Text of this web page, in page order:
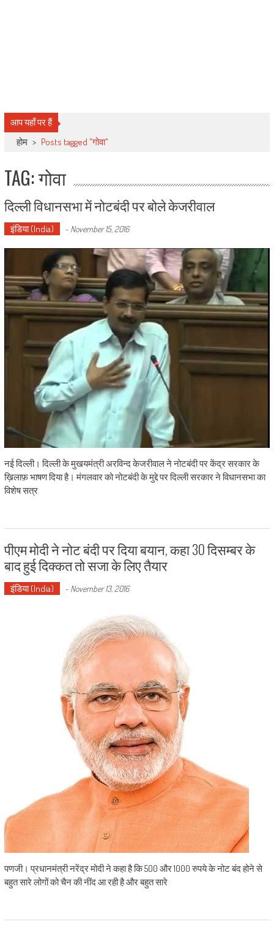
आप यहाँ पर हैं
होम > Posts tagged "गोवा"
TAG: गोवा
दिल्ली विधानसभा में नोटबंदी पर बोले केजरीवाल
इंडिया (India) - November 15, 2016
नई दिल्ली। दिल्ली के मुखयमंत्री अरविन्द केजरीवाल ने नोटबंदी पर केंद्र सरकार के
ख़िलाफ़ भाषण दिया है। मंगलवार को नोटबंदी के मुद्दे पर दिल्ली सरकार ने विधानसभा का
विशेष सत्र
पीएम मोदी ने नोट बंदी पर दिया बयान, कहा 30 दिसम्बर के
बाद हुई दिक्कत तो सजा के लिए तैयार
इंडिया (India) - November 13, 2016
पणजी। प्रधानमंत्री नरेंद्र मोदी ने कहा है कि 500 और 1000 रुपये के नोट बंद होने से
बहुत सारे लोगों को चैन की नींद आ रही है और बहुत सारे